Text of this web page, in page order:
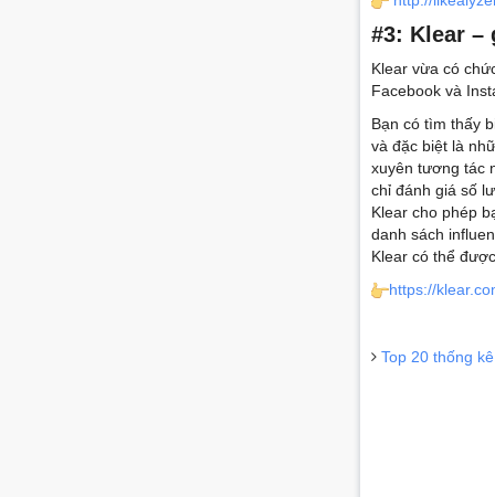
#3: Klear –
Klear vừa có
Facebook và
Bạn có tìm thấy
và đặc biệt là
xuyên tương tác
chỉ đánh giá số
Klear cho phép
danh sách
Klear có thể
https://
Top 20 thống